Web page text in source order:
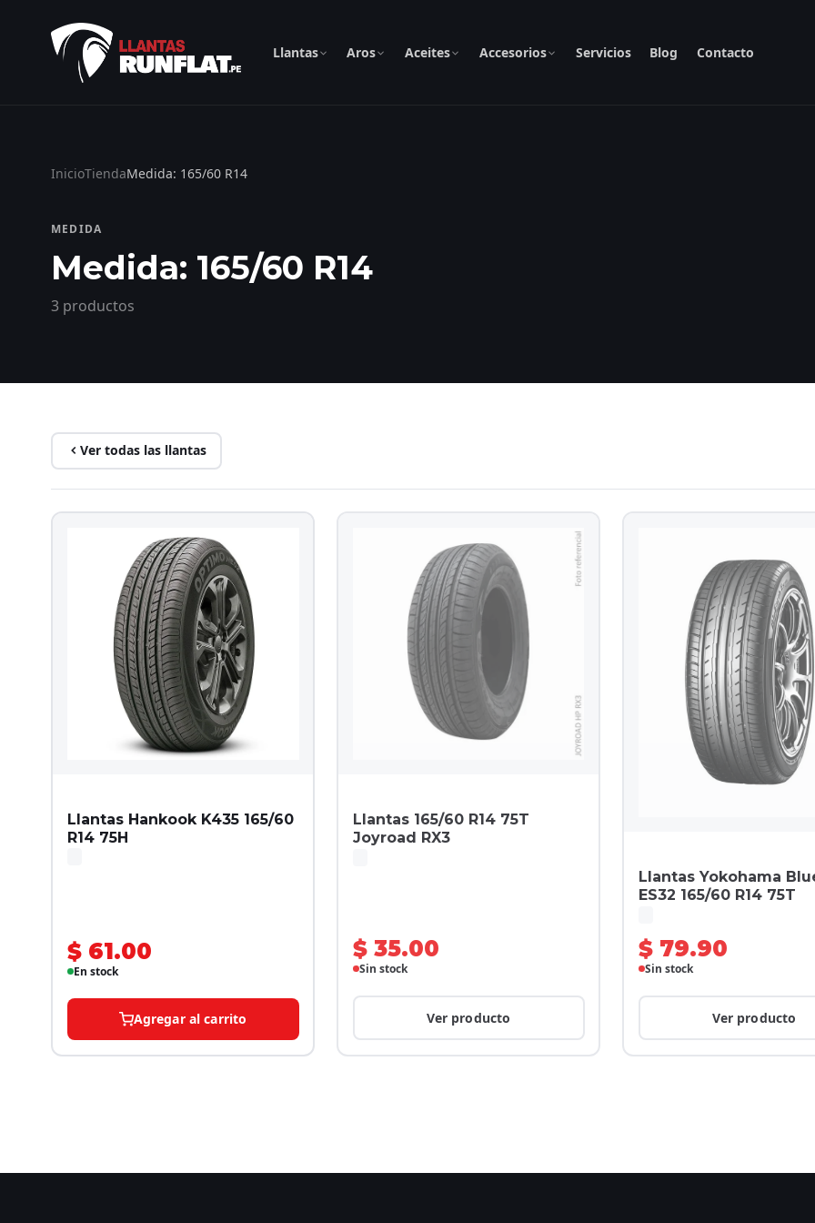
Llantas Aros Aceites Accesorios Servicios Blog Contacto
InicioTiendaMedida: 165/60 R14
MEDIDA
Medida: 165/60 R14
3 productos
Ver todas las llantas
Llantas Hankook K435 165/60
R14 75H
$ 61.00
En stock
Agregar al carrito
Llantas 165/60 R14 75T
Joyroad RX3
$ 35.00
Sin stock
Ver producto
Llantas Yokohama
ES32 165/60 R14 75T
$ 79.90
Sin stock
Ver producto